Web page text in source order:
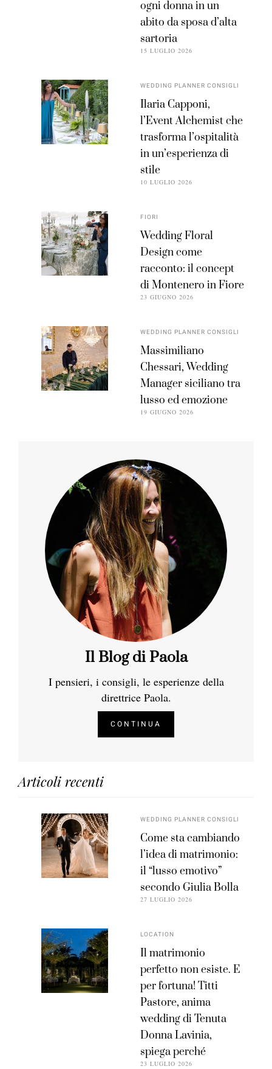
ogni donna in un
abito da sposa d’alta
sartoria
15 LUGLIO 2026
WEDDING PLANNER CONSIGLI
Ilaria Capponi,
l’Event Alchemist che
trasforma l’ospitalità
in un’esperienza di
stile
10 LUGLIO 2026
FIORI
Wedding Floral
Design come
racconto: il concept
di Montenero in Fiore
23 GIUGNO 2026
WEDDING PLANNER CONSIGLI
Massimiliano
Chessari, Wedding
Manager siciliano tra
lusso ed emozione
19 GIUGNO 2026
Il Blog di Paola
I pensieri, i consigli, le esperienze della
direttrice Paola.
CONTINUA
Articoli recenti
WEDDING PLANNER CONSIGLI
Come sta cambiando
l’idea di matrimonio:
il “lusso emotivo”
secondo Giulia Bolla
27 LUGLIO 2026
LOCATION
Il matrimonio
perfetto non esiste. E
per fortuna! Titti
Pastore, anima
wedding di Tenuta
Donna Lavinia,
spiega perché
23 LUGLIO 2026